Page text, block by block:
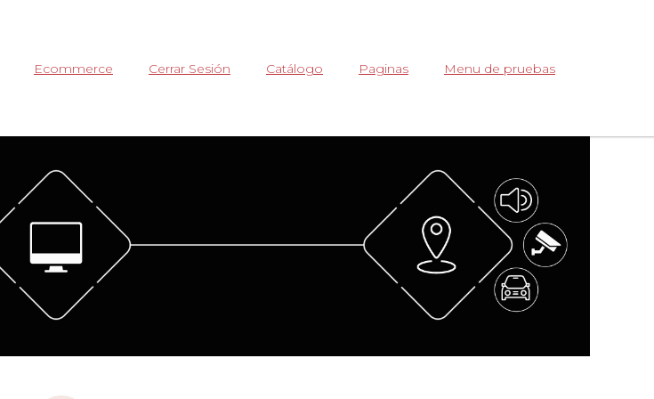
Ecommerce Cerrar Sesión Catálogo Paginas Menu de pruebas